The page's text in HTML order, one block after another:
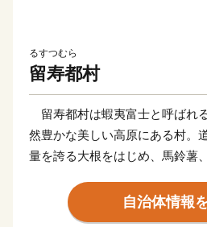
るすつむら
留寿都村
留寿都村は蝦夷富士と呼ばれ
然豊かな美しい高原にある村。
量を誇る大根をはじめ、馬鈴薯
ゾートを中心に、スキー、ゴル
ウンテンバイク、登山など、ア
自治体情報